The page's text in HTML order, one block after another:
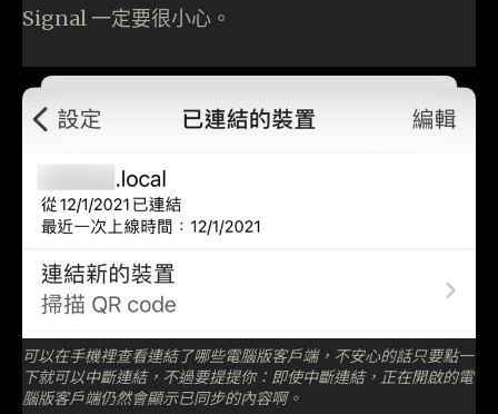
Signal 一定要很小心。
可以在手機裡查看連結了哪些電腦版客戶端，不安心的話只要點一
下就可以中斷連結，不過要提提你：即使中斷連結，正在開啟的電
腦版客戶端仍然會顯示已同步的內容啊。